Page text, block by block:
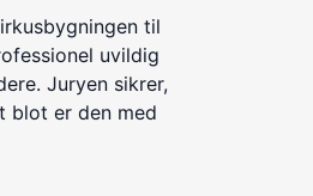
til
uvildig
Juryen sikrer,
blot er den med